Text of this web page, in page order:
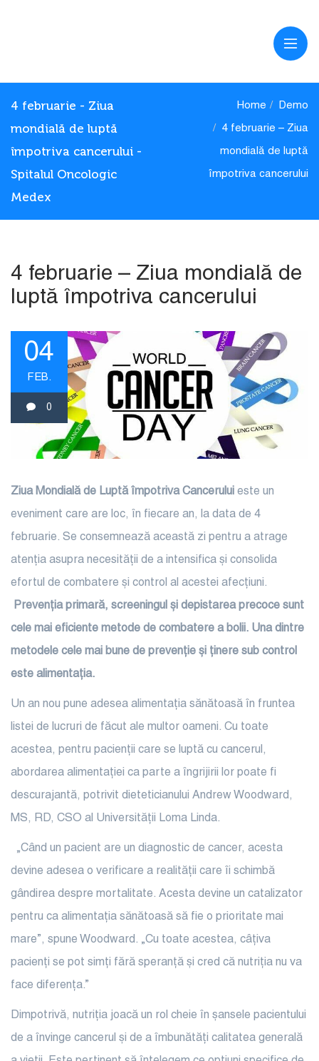
4 februarie - Ziua
mondială de luptă
împotriva cancerului -
Spitalul Oncologic
Medex
Home Demo
4 februarie – Ziua
mondială de luptă
împotriva cancerului
4 februarie – Ziua mondială de
luptă împotriva cancerului
04
FEB.
0
Ziua Mondială de Luptăîmpotriva Cancerului este un
eveniment care are loc, în fiecare an, la data de 4
februarie. Se consemnează această zi pentru a atrage
atenția asupra necesității de a intensifica și consolida
efortul de combatere și control al acestei afecțiuni.
Prevenția primară, screeningul și depistarea precoce sunt
cele mai eficiente metode de combatere a bolii. Una dintre
metodele cele mai bune de prevenție și ținere sub control
este alimentația.
Un an nou pune adesea alimentația sănătoasă în fruntea
listei de lucruri de făcut ale multor oameni. Cu toate
acestea, pentru pacienții care se luptă cu cancerul,
abordarea alimentației ca parte a îngrijirii lor poate fi
descurajantă, potrivit dieteticianului Andrew Woodward,
MS, RD, CSO al Universității Loma Linda.
„Când un pacient are un diagnostic de cancer, acesta
devine adesea o verificare a realității care îi schimbă
gândirea despre mortalitate. Acesta devine un catalizator
pentru ca alimentația sănătoasă să fie o prioritate mai
mare”, spune Woodward. „Cu toate acestea, câțiva
pacienți se pot simți fără speranță și cred că nutriția nu va
face diferența.”
Dimpotrivă, nutriția joacă un rol cheie în șansele pacientului
de a învinge cancerul și de a îmbunătăți calitatea generală